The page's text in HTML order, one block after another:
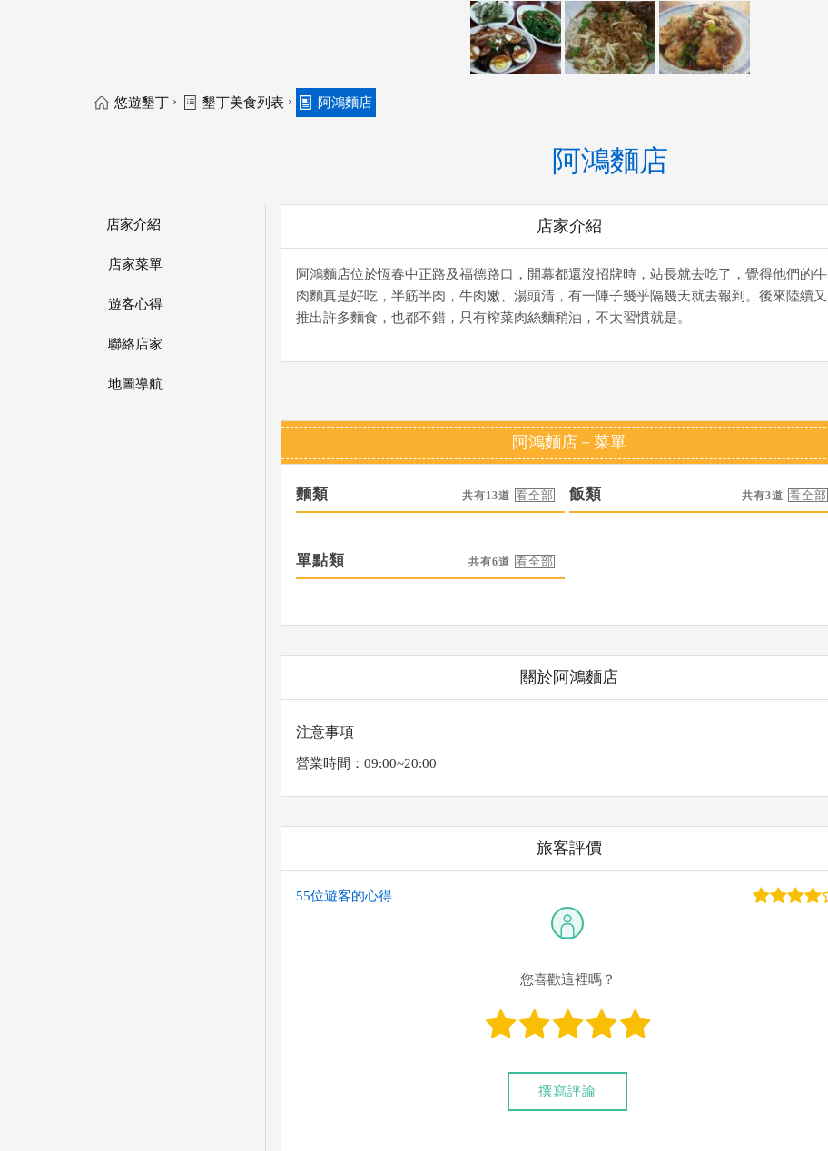
悠遊墾丁 › 墾丁美食列表 › 阿鴻麵店
阿鴻麵店
店家介紹
店家菜單
遊客心得
聯絡店家
地圖導航
店家介紹
阿鴻麵店位於恆春中正路及福德路口，開幕都還沒招牌時，站長就去吃了，覺得他們的牛
肉麵真是好吃，半筋半肉，牛肉嫩、湯頭清，有一陣子幾乎隔幾天就去報到。後來陸續又
推出許多麵食，也都不錯，只有榨菜肉絲麵稍油，不太習慣就是。
阿鴻麵店－菜單
麵類 共有13道 飯類 共有3道
單點類 共有6道
關於阿鴻麵店
注意事項
營業時間：09:00~20:00
旅客評價
55位遊客的心得
您喜歡這裡嗎？
撰寫評論